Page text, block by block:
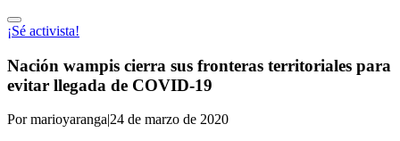
¡Sé activista!
Nación wampis cierra sus fronteras territoriales para
evitar llegada de COVID-19
Por marioyaranga|24 de marzo de 2020